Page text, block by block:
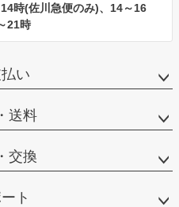
時(佐川急便のみ)、14～16
21時
い
送料
交換
ト